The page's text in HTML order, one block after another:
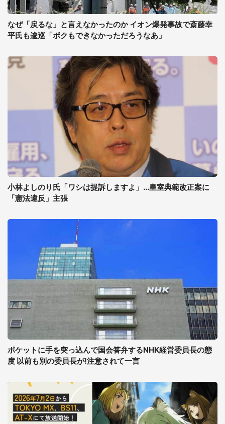
なぜ「戻るな」と言えなかったのか イオン爆発事故で斎藤幸
平氏も逡巡「ボクもできなかっただろうなあ」
小林よしのり氏「ワシは提訴しますよ」...皇室典範改正案に
「憲法違反」主張
ポケットに手を突っ込んで国会答弁するNHK経営委員長の態
度 以前も別の委員長が!注意されて一言